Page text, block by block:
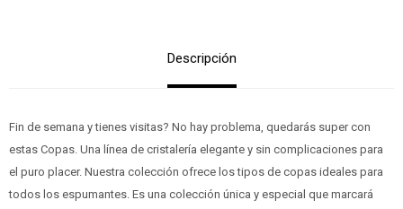
Descripción
Fin de semana y tienes visitas? No hay problema, quedarás super con
estas Copas. Una línea de cristalería elegante y sin complicaciones para
el puro placer. Nuestra colección ofrece los tipos de copas ideales para
todos los espumantes. Es una colección única y especial que marcará